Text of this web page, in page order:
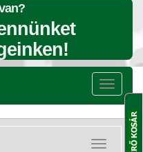
Menü
Kategóriák